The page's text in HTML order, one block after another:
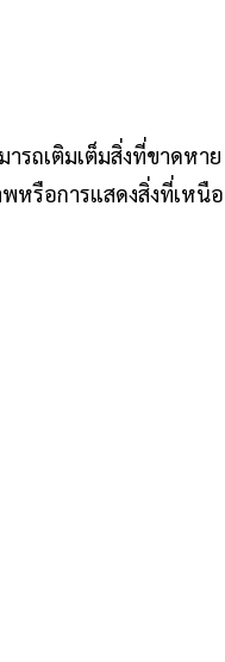
รถเติมเต็มสิ่งที่ขาดหาย
หรือการแสดงสิ่งที่เหนือ